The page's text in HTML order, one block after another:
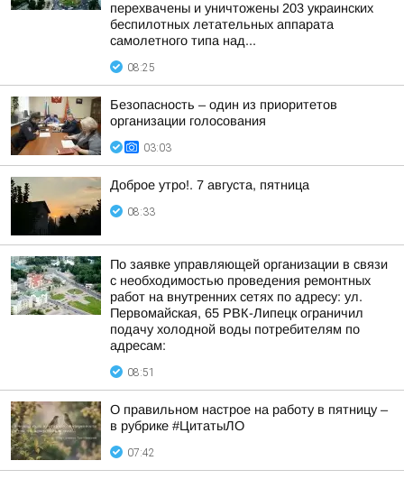
перехвачены и уничтожены 203 украинских
беспилотных летательных аппарата
самолетного типа над...
08:25
Безопасность – один из приоритетов
организации голосования
03:03
Доброе утро!. 7 августа, пятница
08:33
По заявке управляющей организации в связи
с необходимостью проведения ремонтных
работ на внутренних сетях по адресу: ул.
Первомайская, 65 РВК-Липецк ограничил
подачу холодной воды потребителям по
адресам:
08:51
О правильном настрое на работу в пятницу –
в рубрике #ЦитатыЛО
07:42